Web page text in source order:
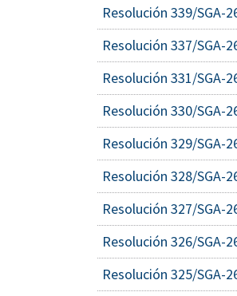
Resolución 339/SGA-
Resolución 337/SGA-
Resolución 331/SGA-
Resolución 330/SGA-
Resolución 329/SGA-
Resolución 328/SGA-
Resolución 327/SGA-
Resolución 326/SGA-
Resolución 325/SGA-